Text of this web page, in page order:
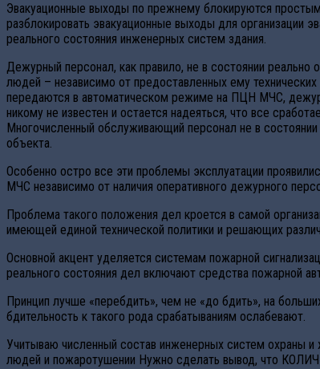
Эвакуационные выходы по прежнему блокируются
разблокировать эвакуационные выходы для организации
реального состояния инженерных систем здания.
Дежурный персонал, как правило, не в состоянии реально
людей – независимо от предоставленных ему
передаются в автоматическом режиме на ПЦН МЧС,
никому не известен и остается надеяться, что все
Многочисленный обслуживающий персонал не в
объекта.
Особенно остро все эти проблемы эксплуатации
МЧС независимо от наличия оперативного дежурного
Проблема такого положения дел кроется в самой
имеющей единой технической политики и решающих
Основной акцент уделяется системам пожарной
реального состояния дел включают средства пожарной
Принцип лучше «перебдить», чем не «до бдить», на
бдительность к такого рода срабатываниям ослабевают.
Учитываю численный состав инженерных систем охраны и
людей и пожаротушении Нужно сделать вывод, что